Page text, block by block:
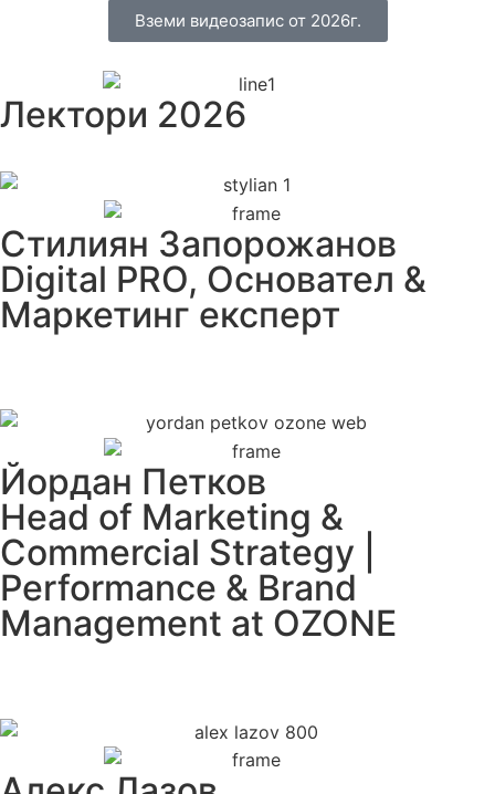
Вземи видеозапис от 2026г.
Лектори 2026
Стилиян Запорожанов
Digital PRO, Основател &
Маркетинг експерт
Йордан Петков
Head of Marketing &
Commercial Strategy |
Performance & Brand
Management at OZONE